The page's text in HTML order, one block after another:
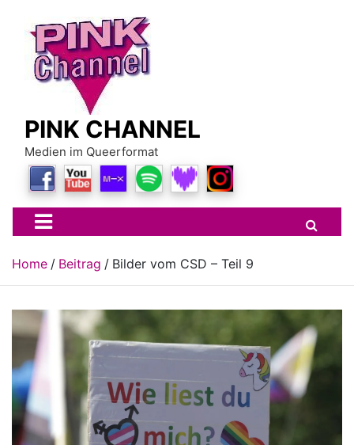
content
PINK CHANNEL
Medien im Queerformat
Home Beitrag Bilder vom CSD – Teil 9